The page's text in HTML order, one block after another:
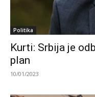
Politika
Kurti: Srbija je
plan
10/01/2023